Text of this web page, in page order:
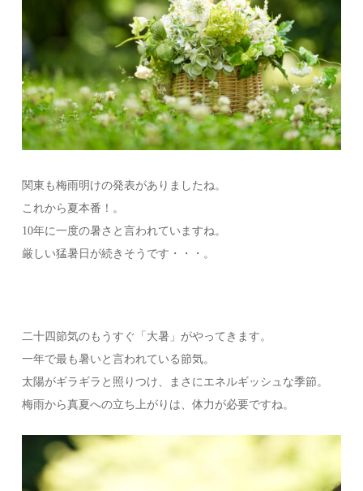
関東も梅雨明けの発表がありましたね。
これから夏本番！。
10年に一度の暑さと言われていますね。
厳しい猛暑日が続きそうです・・・。
二十四節気のもうすぐ「大暑」がやってきます。
一年で最も暑いと言われている節気。
太陽がギラギラと照りつけ、まさにエネルギッシュな季節。
梅雨から真夏への立ち上がりは、体力が必要ですね。